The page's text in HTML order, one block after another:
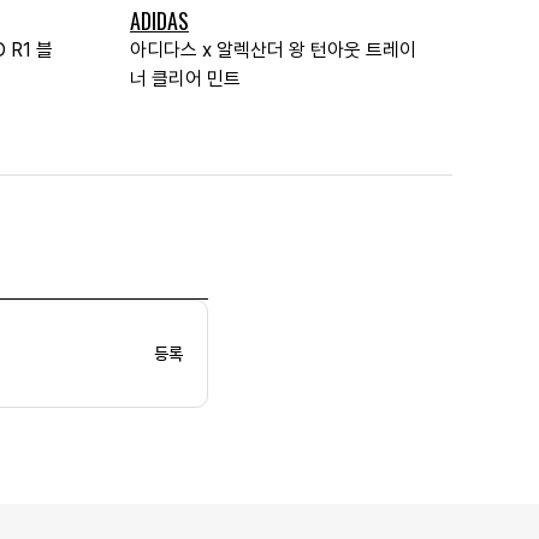
R1 블
ADIDAS
아디다스 x 알렉산더 왕 턴아웃 트레이
너 클리어 민트
등록